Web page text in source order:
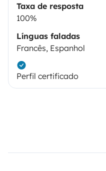
Taxa de resposta
100%
Línguas faladas
Francês, Espanhol
Perfil certificado